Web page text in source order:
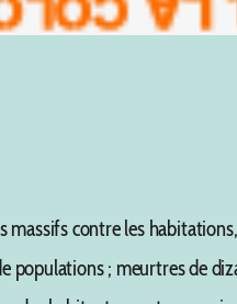
contre les
; meurtres de